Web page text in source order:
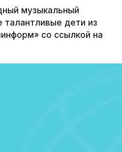
музыкальный
талантливые дети из
со ссылкой на